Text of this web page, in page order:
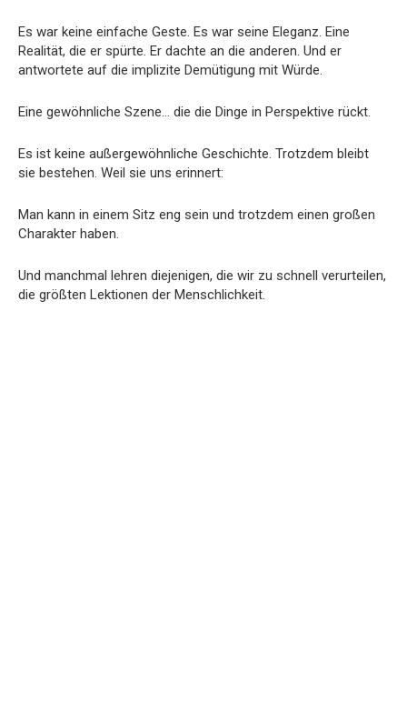
Es war keine einfache Geste. Es war seine Eleganz. Eine
Realität, die er spürte. Er dachte an die anderen. Und er
antwortete auf die implizite Demütigung mit Würde.
Eine gewöhnliche Szene… die die Dinge in Perspektive rückt.
Es ist keine außergewöhnliche Geschichte. Trotzdem bleibt
sie bestehen. Weil sie uns erinnert:
Man kann in einem Sitz eng sein und trotzdem einen großen
Charakter haben.
Und manchmal lehren diejenigen, die wir zu schnell verurteilen,
die größten Lektionen der Menschlichkeit.